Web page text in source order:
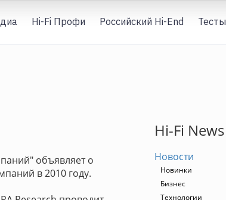
Hi-Fi Профи Российский Hi-End Тесты
объявляет о
в 2010 году.
Hi-Fi News
Новости
Новинки
Бизнес
Технологии